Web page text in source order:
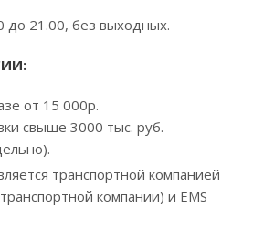
до 21.00, без выходных.
от 15 000р.
свыше 3000 тыс. руб.
транспортной компанией
компании) и EMS